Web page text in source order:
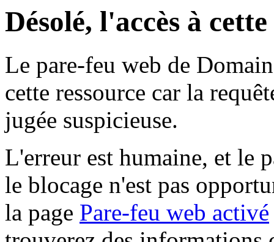
Désolé, l'accès à
Le pare-feu web de
cette ressource car la
jugée suspicieuse.
L'erreur est humaine, et le
le blocage n'est pas
la page Pare-feu web activé